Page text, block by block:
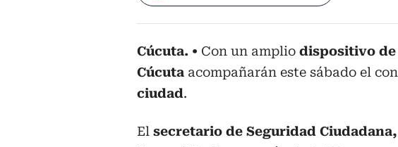
Cúcuta. Con un amplio dispositivo
Cúcuta acompañarán este sábado el
ciudad.
El secretario de Seguridad